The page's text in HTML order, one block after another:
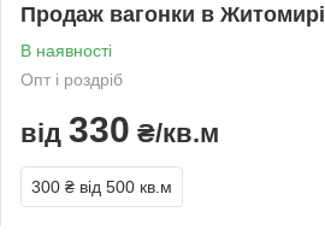
Продаж вагонки в Житомирі
В наявності
Опт і роздріб
від 330 ₴/кв.м
300 ₴ від 500 кв.м